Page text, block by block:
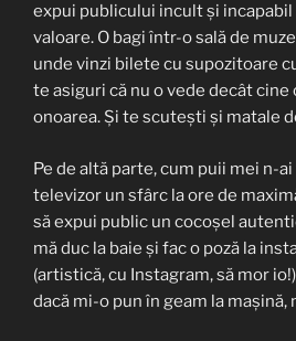
expui publicului incult și incapabil
valoare. O bagi într-o sală de
unde vinzi bilete cu supozitoare
te asiguri că nu o vede decât cine
onoarea. Și te scutești și matale
Pe de altă parte, cum puii mei n-
televizor un sfârc la ore de
să expui public un cocoșel
mă duc la baie și fac o poză la
(artistică, cu Instagram, să mor
dacă mi-o pun în geam la mașină,